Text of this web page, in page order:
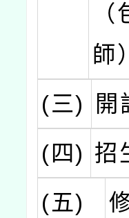
師
(三)
開
(四) 招
(五)